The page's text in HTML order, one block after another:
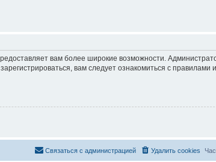
вам более широкие возможности.
вам следует ознакомиться с правилами
Удалить cookies
Связаться с администрацией